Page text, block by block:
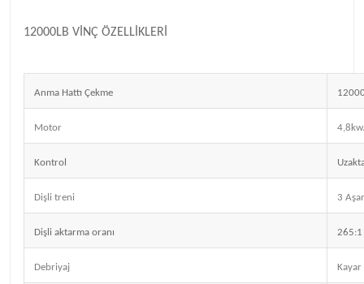
12000LB VİNÇ ÖZELLİKLERİ
Anma Hattı Çekme
Motor
Kontrol
Dişli treni 3
Dişli aktarma oranı 265:1
Debriyaj Kayar